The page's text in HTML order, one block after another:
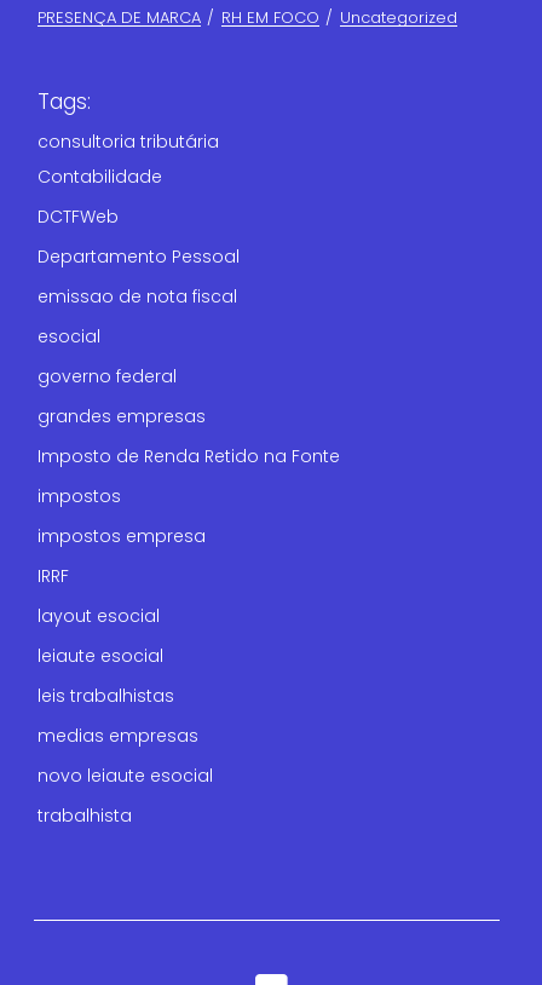
PRESENÇA DE MARCA
RH EM FOCO Uncategorized
Tags:
consultoria tributária
Contabilidade
DCTFWeb
Departamento Pessoal
emissao de nota fiscal
esocial
governo federal
grandes empresas
Imposto de Renda Retido na Fonte
impostos
impostos empresa
IRRF
layout esocial
leiaute esocial
leis trabalhistas
medias empresas
novo leiaute esocial
trabalhista